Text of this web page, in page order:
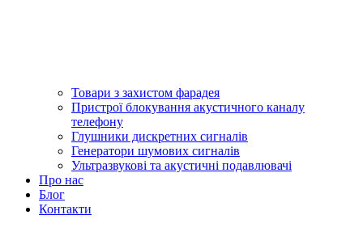
Товари з захистом фарадея
Пристрої блокування акустичного каналу
телефону
Глушники дискретних сигналів
Генератори шумових сигналів
Ультразвукові та акустичні подавлювачі
Про нас
Блог
Контакти